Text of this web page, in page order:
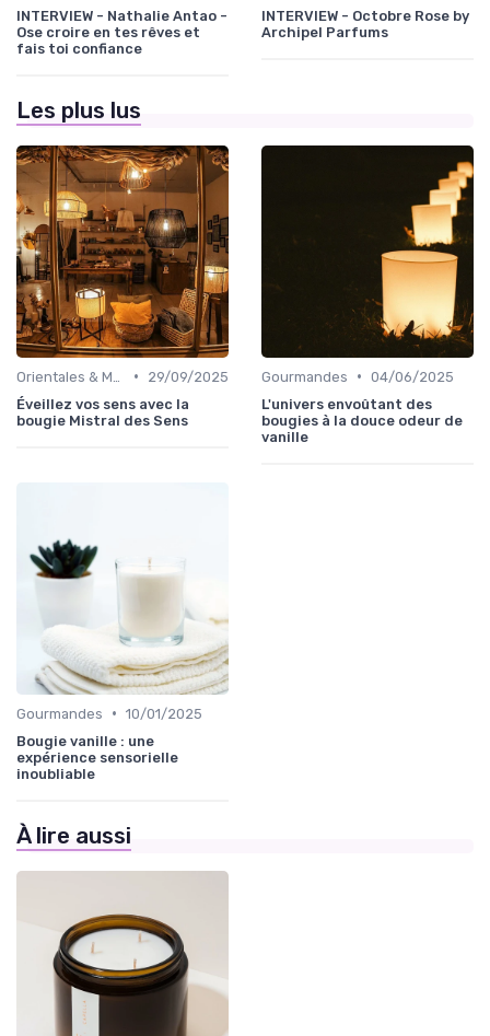
INTERVIEW - Nathalie Antao -
Ose croire en tes rêves et
fais toi confiance
INTERVIEW - Octobre Rose by
Archipel Parfums
Les plus lus
•
29/09/2025
Éveillez vos sens avec la
bougie Mistral des Sens
Gourmandes • 04/06/2025
L'univers envoûtant des
bougies à la douce odeur de
vanille
Gourmandes • 10/01/2025
Bougie vanille : une
expérience sensorielle
inoubliable
À lire aussi